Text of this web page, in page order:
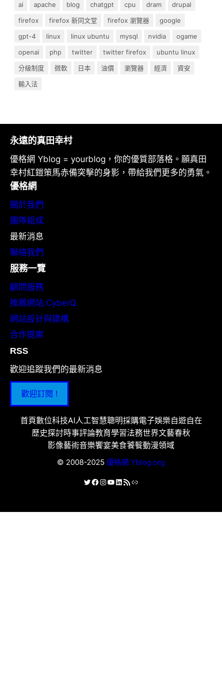
ai apache blog chatgpt cpu dram
drupal
firefox
firefox 新同文堂 firefox 瀏覽器
google
gpt-4
linux linux ubuntu mysql nvidia
ogame
openai
php twitter twitter firefox
ubuntu linux
分級制度
微軟 日本 油價 瀏覽器 經濟
資安
輸入法
永遠的真田幸村
優格網 Yblog = yourblog，你的優質部落格。願真田
幸村紅鎧策馬赤備突擊的身影，帶給我們更多的勇氣。
優格網
關於我們
團隊組成
最新消息
聯絡我們
服務一覽
顧問服務
推薦網站:CyberQ
網站設計與建構
合作提案
RSS
歡迎追蹤我們的最新消息
歡迎訂閱 !
首頁數位科技AI人工智慧聰明採購電子娛樂自遊自在
歷史探討時事評論教育學習法務世界文藝春秋
影像藝術音樂饗宴美食饕餮動漫領域
© 2008-2025 優格網 Yblog.org
X Facebook
Instagram
YouTube
LinkedIn
RSS 資訊提供連結